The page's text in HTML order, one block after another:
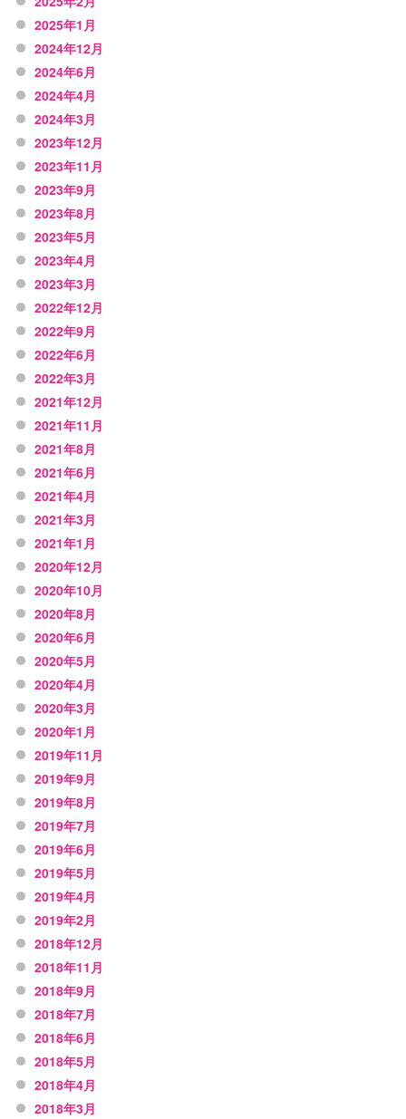
2025年1月
2024年12月
2024年6月
2024年4月
2024年3月
2023年12月
2023年11月
2023年9月
2023年8月
2023年5月
2023年4月
2023年3月
2022年12月
2022年9月
2022年6月
2022年3月
2021年12月
2021年11月
2021年8月
2021年6月
2021年4月
2021年3月
2021年1月
2020年12月
2020年10月
2020年8月
2020年6月
2020年5月
2020年4月
2020年3月
2020年1月
2019年11月
2019年9月
2019年8月
2019年7月
2019年6月
2019年5月
2019年4月
2019年2月
2018年12月
2018年11月
2018年9月
2018年7月
2018年6月
2018年5月
2018年4月
2018年3月